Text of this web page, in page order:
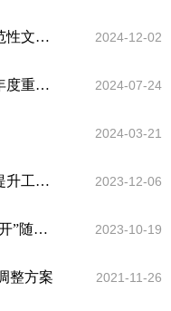
尼勒克县人民政府关于公布行政规范性文件和政策文件清理结果的决定 2024-12-02
关于印发《尼勒克县人民政府2024年度重大行政决策事项目录》的通知 2024-07-24
2024-03-21
2023年尼勒克县质量强县战略质量提升工作分析报告 2023-12-06
尼勒克县烟草专卖局“双随机、一公开”随机抽查工作报告 2023-10-19
整方案 2021-11-26